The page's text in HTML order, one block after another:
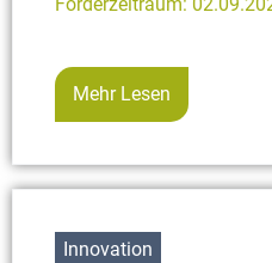
Förderzeitraum:
Mehr Lesen
Innovation